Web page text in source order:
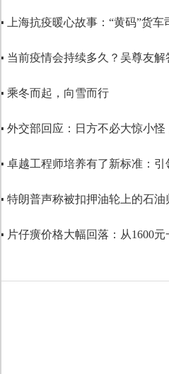
▪ 上海抗疫暖心故事：“黄码”货
▪ 当前疫情会持续多久？吴尊友
▪ 乘冬而起，向雪而行
▪ 外交部回应：日方不必大惊小
▪ 卓越工程师培养有了新标准：
▪ 特朗普声称被扣押油轮上的石
▪ 片仔癀价格大幅回落：从1600